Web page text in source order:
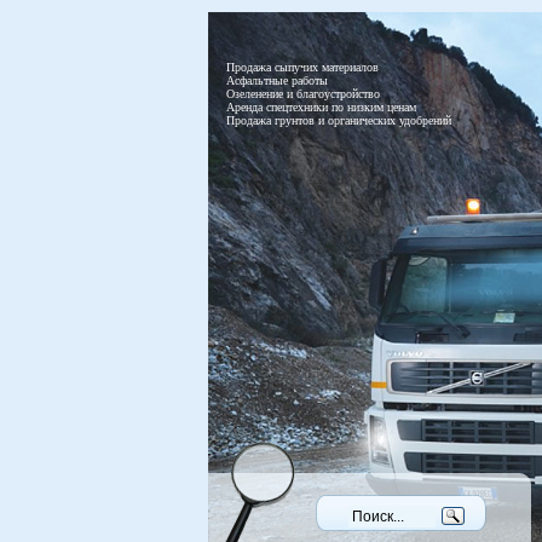
Продажа сыпучих материалов
Асфальтные работы
Озеленение и благоустройство
Аренда спецтехники по низким ценам
Продажа грунтов и органических удобрений